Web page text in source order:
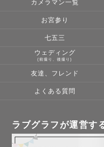
カメラマン一覧
お宮参り
七五三
ウェディング
(前撮り、後撮り)
友達、フレンド
よくある質問
ラブグラフが運営す